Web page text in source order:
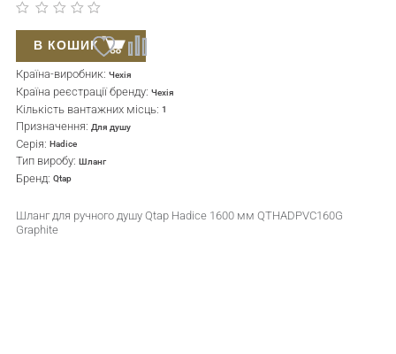
Країна-виробник: Чехія
Країна реєстрації бренду: Чехія
Кількість вантажних місць: 1
Призначення: Для душу
Серія: Hadice
Тип виробу: Шланг
Бренд: Qtap
Шланг для ручного душу Qtap Hadice 1600 мм QTHADPVC160G
Graphite
В КОШИК